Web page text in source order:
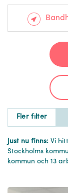
Fler filter
Just nu finns: Vi
Stockholms
kommun och 13